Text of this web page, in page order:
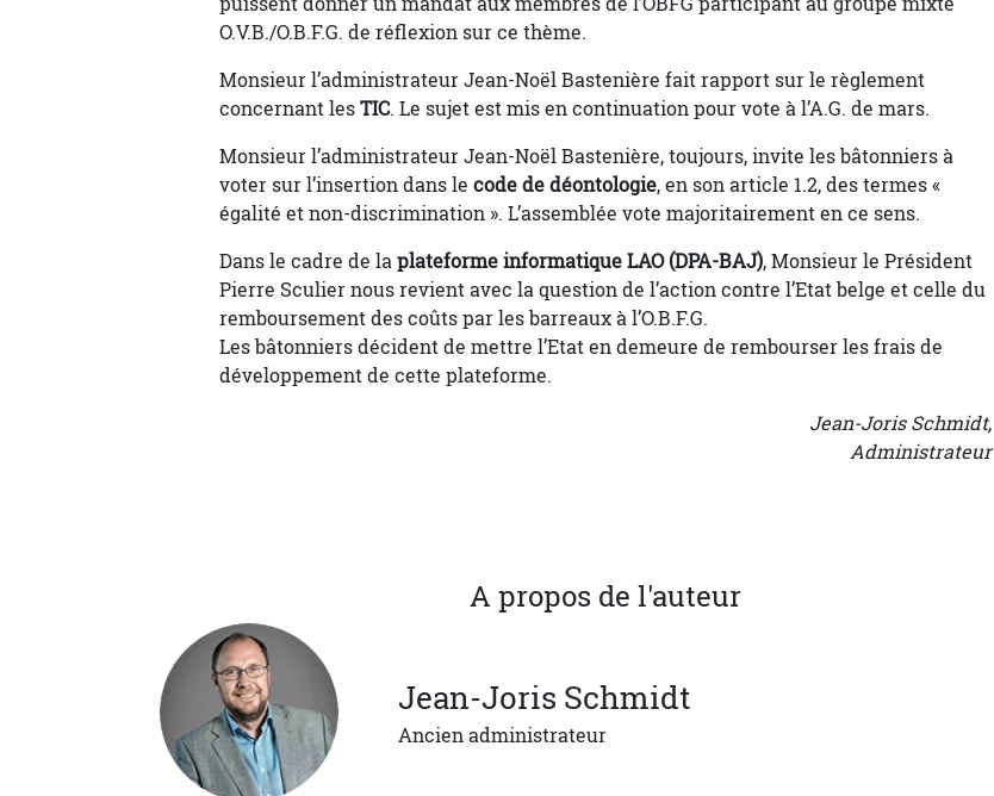
O.V.B./O.B.F.G. de réflexion sur ce thème.
Monsieur l’administrateur Jean-Noël Bastenière fait rapport sur le règlement
concernant lesTIC. Le sujet est mis en continuation pour vote à l’A.G. de mars.
Monsieur l’administrateur Jean-Noël Bastenière, toujours, invite les bâtonniers à
voter sur l’insertion dans le code de déontologie, en son article 1.2, des termes «
égalité et non-discrimination ». L’assemblée vote majoritairement en ce sens.
Dans le cadre de laplateforme informatique LAO (DPA-BAJ), Monsieur le Président
Pierre Sculier nous revient avec la question de l’action contre l’Etat belge et celle du
remboursement des coûts par les barreaux à l’O.B.F.G.
Les bâtonniers décident de mettre l’Etat en demeure de rembourser les frais de
développement de cette plateforme.
Jean-Joris Schmidt,
Administrateur
A propos de l'auteur
Jean-Joris Schmidt
Ancien administrateur